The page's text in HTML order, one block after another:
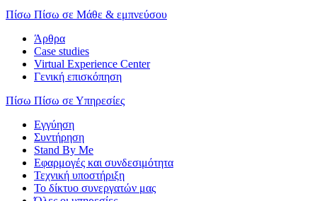
Πίσω Πίσω σε Μάθε & εμπνεύσου
Άρθρα
Case studies
Virtual Experience Center
Γενική επισκόπηση
Πίσω Πίσω σε Υπηρεσίες
Εγγύηση
Συντήρηση
Stand By Me
Εφαρμογές και συνδεσιμότητα
Τεχνική υποστήριξη
Το δίκτυο συνεργατών μας